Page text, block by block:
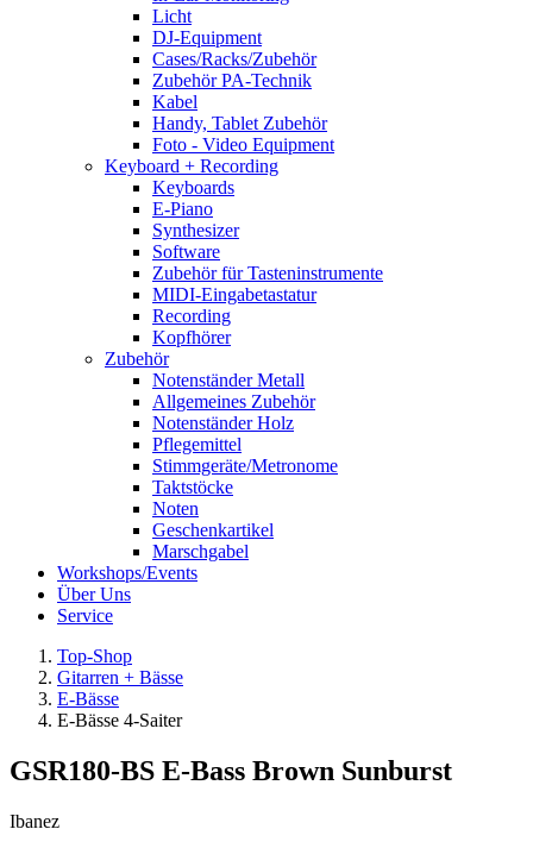
Licht
DJ-Equipment
Cases/Racks/Zubehör
Zubehör PA-Technik
Kabel
Handy, Tablet Zubehör
Foto - Video Equipment
Keyboard + Recording
Keyboards
E-Piano
Synthesizer
Software
Zubehör für Tasteninstrumente
MIDI-Eingabetastatur
Recording
Kopfhörer
Zubehör
Notenständer Metall
Allgemeines Zubehör
Notenständer Holz
Pflegemittel
Stimmgeräte/Metronome
Taktstöcke
Noten
Geschenkartikel
Marschgabel
Workshops/Events
Über Uns
Service
Top-Shop
Gitarren + Bässe
E-Bässe
E-Bässe 4-Saiter
GSR180-BS E-Bass Brown Sunburst
Ibanez